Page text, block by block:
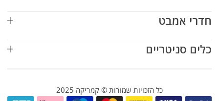
חדרי אמבט
כלים סניטריים
כל הזכויות שמורות © קמריקה 2025